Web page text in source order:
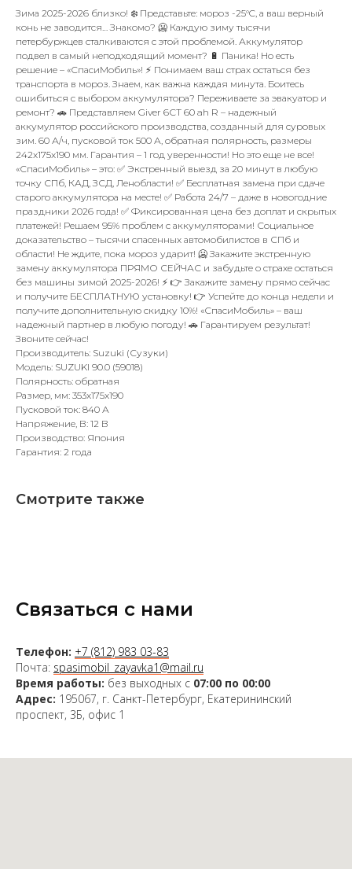
Зима 2025-2026 близко! ❄️ Представьте: мороз -25°C, а ваш верный
конь не заводится… Знакомо? 🥶 Каждую зиму тысячи
петербуржцев сталкиваются с этой проблемой. Аккумулятор
подвел в самый неподходящий момент? 🔋 Паника! Но есть
решение – «СпасиМобиль»! ⚡ Понимаем ваш страх остаться без
транспорта в мороз. Знаем, как важна каждая минута. Боитесь
ошибиться с выбором аккумулятора? Переживаете за эвакуатор и
ремонт? 🚗 Представляем Giver 6СТ 60 ah R – надежный
аккумулятор российского производства, созданный для суровых
зим. 60 А/ч, пусковой ток 500 А, обратная полярность, размеры
242x175x190 мм. Гарантия – 1 год уверенности! Но это еще не все!
«СпасиМобиль» – это: ✅ Экстренный выезд за 20 минут в любую
точку СПб, КАД, ЗСД, Ленобласти! ✅ Бесплатная замена при сдаче
старого аккумулятора на месте! ✅ Работа 24/7 – даже в новогодние
праздники 2026 года! ✅ Фиксированная цена без доплат и скрытых
платежей! Решаем 95% проблем с аккумуляторами! Социальное
доказательство – тысячи спасенных автомобилистов в СПб и
области! Не ждите, пока мороз ударит! 🥶 Закажите экстренную
замену аккумулятора ПРЯМО СЕЙЧАС и забудьте о страхе остаться
без машины зимой 2025-2026! ⚡ 👉 Закажите замену прямо сейчас
и получите БЕСПЛАТНУЮ установку! 👉 Успейте до конца недели и
получите дополнительную скидку 10%! «СпасиМобиль» – ваш
надежный партнер в любую погоду! 🚗 Гарантируем результат!
Звоните сейчас!
Производитель: Suzuki (Сузуки)
Модель: SUZUKI 90.0 (59018)
Полярность: обратная
Размер, мм: 353x175x190
Пусковой ток: 840 А
Напряжение, В: 12 В
Производство: Япония
Гарантия: 2 года
Смотрите также
Связаться с нами
Телефон: +7 (812) 983 03-83
Почта: spasimobil_zayavka1@mail.ru
Время работы: без выходных с 07:00 по 00:00
Адрес: 195067, г. Санкт-Петербург, Екатерининский
проспект, 3Б, офис 1